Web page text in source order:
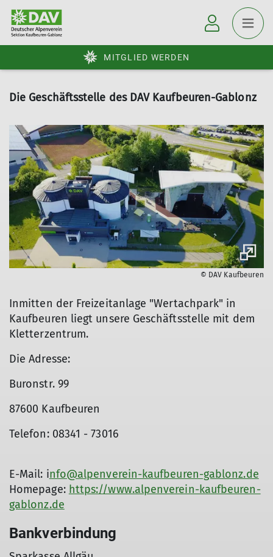
MITGLIED WERDEN
Die Geschäftsstelle des DAV Kaufbeuren-Gablonz
© DAV Kaufbeuren
Inmitten der Freizeitanlage "Wertachpark" in
Kaufbeuren liegt unsere Geschäftsstelle mit dem
Kletterzentrum.
Die Adresse:
Buronstr. 99
87600 Kaufbeuren
Telefon: 08341 - 73016
E-Mail: info@alpenverein-kaufbeuren-gablonz.de
Homepage: https://www.alpenverein-kaufbeuren-
gablonz.de
Bankverbindung